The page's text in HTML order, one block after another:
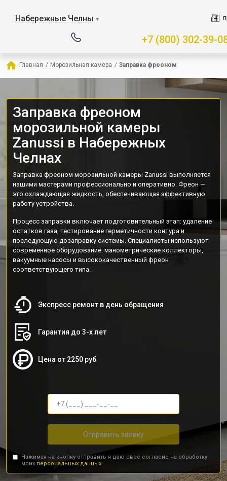
Набережные Челны ▼
+7 (800) 302-39-
Главная / Морозильная камера / Заправка фреоном
Заправка фреоном
морозильной камеры
Zanussi в Набережных
Челнах
Заправка фреоном морозильной камеры Zanussi выполняется
нашими мастерами профессионально и оперативно. Фреон —
это охлаждающая жидкость, обеспечивающая эффективную
работу устройства.
Процесс заправки включает подготовительный этап: удаление
остатков газа, тестирование герметичности контура и
последующую дозаправку системы. Специалисты используют
современное оборудование: манометрические коллекторы,
вакуумные насосы и высококачественный фреон
соответствующего типа.
Экспресс ремонт в день обращения
Гарантия до 3-х лет
Цена от 2250 руб
Отправить заявку
Нажимая на кнопку отправить я даю свое согласие на обработку
моих персональных данных.